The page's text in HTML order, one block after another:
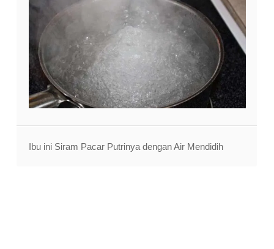
Ibu ini Siram Pacar Putrinya dengan Air Mendidih